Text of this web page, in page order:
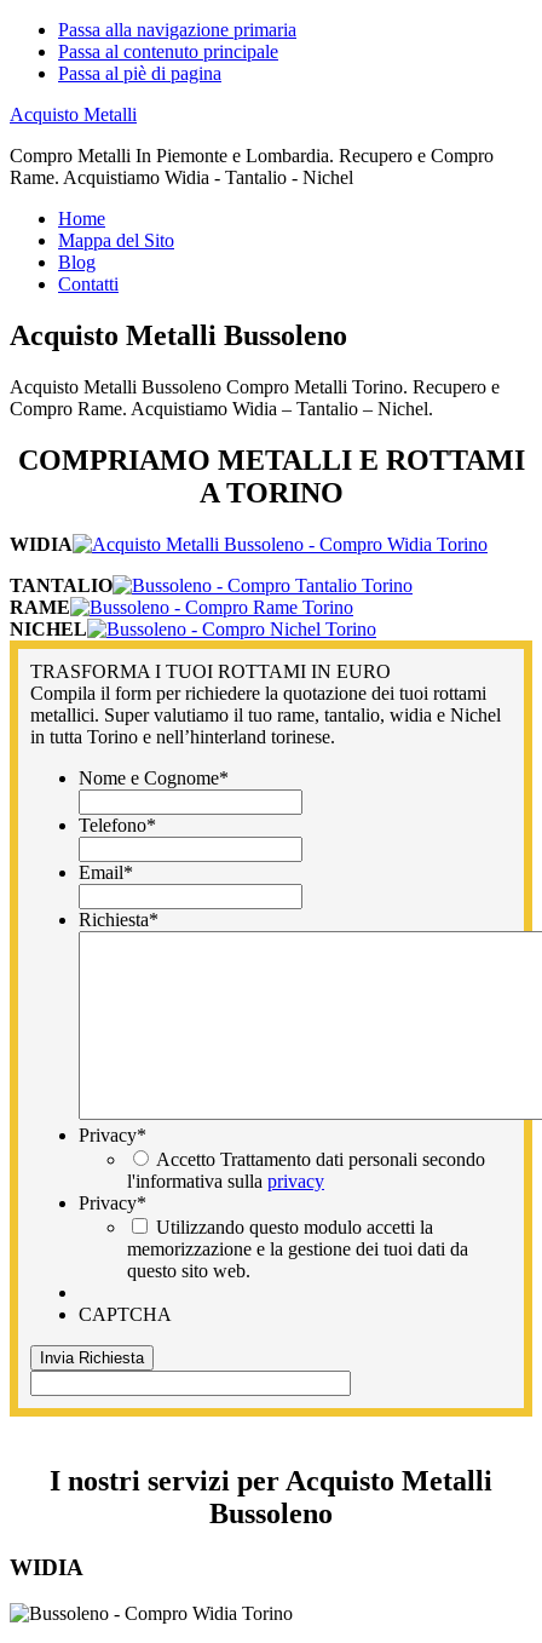
Passa alla navigazione primaria
Passa al contenuto principale
Passa al piè di pagina
Acquisto Metalli
Compro Metalli In Piemonte e Lombardia. Recupero e Compro
Rame. Acquistiamo Widia - Tantalio - Nichel
Home
Mappa del Sito
Blog
Contatti
Acquisto Metalli Bussoleno
Acquisto Metalli Bussoleno Compro Metalli Torino. Recupero e
Compro Rame. Acquistiamo Widia – Tantalio – Nichel.
COMPRIAMO METALLI E ROTTAMI
A TORINO
WIDIA
TANTALIO
RAME
NICHEL
TRASFORMA I TUOI ROTTAMI IN EURO
Compila il form per richiedere la quotazione dei tuoi rottami
metallici. Super valutiamo il tuo rame, tantalio, widia e Nichel
in tutta Torino e nell’hinterland torinese.
Nome e Cognome*
Telefono*
Email*
Richiesta*
Privacy*
Accetto Trattamento dati personali secondo
l'informativa sulla privacy
Privacy*
Utilizzando questo modulo accetti la
memorizzazione e la gestione dei tuoi dati da
questo sito web.
CAPTCHA
I nostri servizi per Acquisto Metalli
Bussoleno
WIDIA